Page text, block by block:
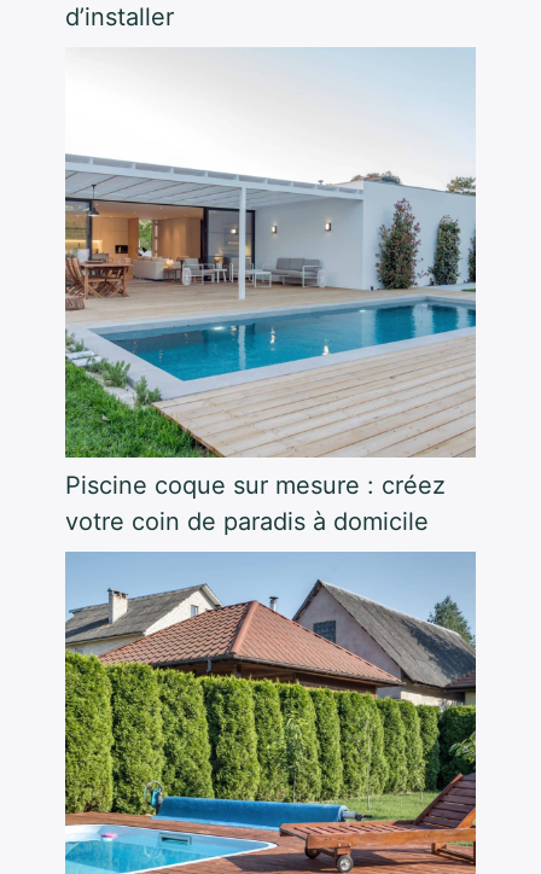
d’installer
Piscine coque sur mesure : créez
votre coin de paradis à domicile